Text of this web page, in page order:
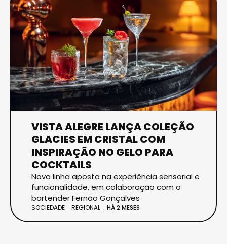
VISTA ALEGRE LANÇA COLEÇÃO
GLACIES EM CRISTAL COM
INSPIRAÇÃO NO GELO PARA
COCKTAILS
Nova linha aposta na experiência sensorial e
funcionalidade, em colaboração com o
bartender Fernão Gonçalves
SOCIEDADE REGIONAL HÁ 2 MESES